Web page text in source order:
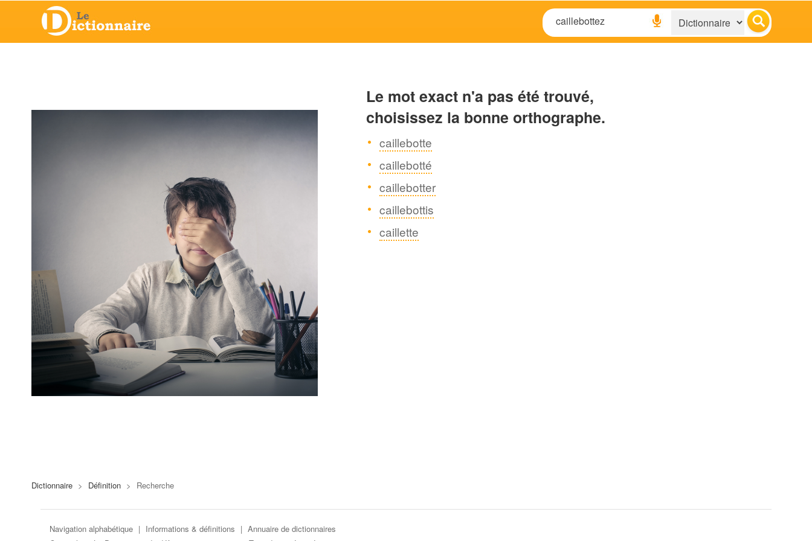
Le mot exact n'a pas été trouvé,
choisissez la bonne orthographe.
caillebotte
caillebotté
caillebotter
caillebottis
caillette
Dictionnaire > Définition > Recherche
Navigation alphabétique | Informations & définitions | Annuaire de dictionnaires